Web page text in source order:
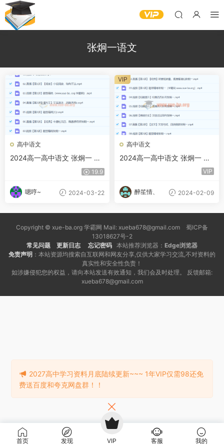
张炯一语文
高中语文
2024高一高中语文 张炯一 春
19.9
嗯哼~ 2024-03-22
高中语文
2024高一高中语文 张炯一 寒
VIP
醉笙情、 2024-02-09
VIP
Copyright © xue-ba.org 学霸网 Mail: xueba678@gmail.com 蜀ICP备
13018627号-2
常见问题
更新日志 忘记密码 本站推荐浏览器： Edge浏览器
免责声明 ：本站资源均搜索自互联网和网友分享,仅供大家学习交流,不对资料的
真实性和安全性负责！
如涉嫌侵犯您的权益，请向本站发送有效通知，我们会及时处理。 反馈邮箱:
xueba678@gmail.com
首页 发现 VIP 客服 我的
2027高中学习资料月底陆续更新~~~ 1年VIP仅需98还免
费送百度和夸克网盘群！！